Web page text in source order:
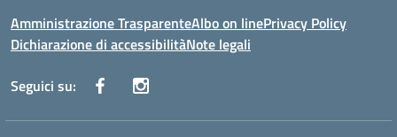
Amministrazione TrasparenteAlbo on linePrivacy Policy
Dichiarazione di accessibilitàNote legali
Seguici su: